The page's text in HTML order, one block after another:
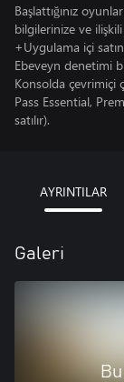
Başlattığınız
bilgilerinize ve
+Uygulama içi
Ebeveyn denetimi
Konsolda çevrimiçi
Pass Essential,
satılır).
AYRINTILAR
Galeri